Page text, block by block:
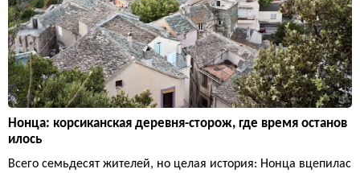
Нонца: корсиканская деревня-сторож, где время останов
илось
Всего семьдесят жителей, но целая история: Нонца вцепилас